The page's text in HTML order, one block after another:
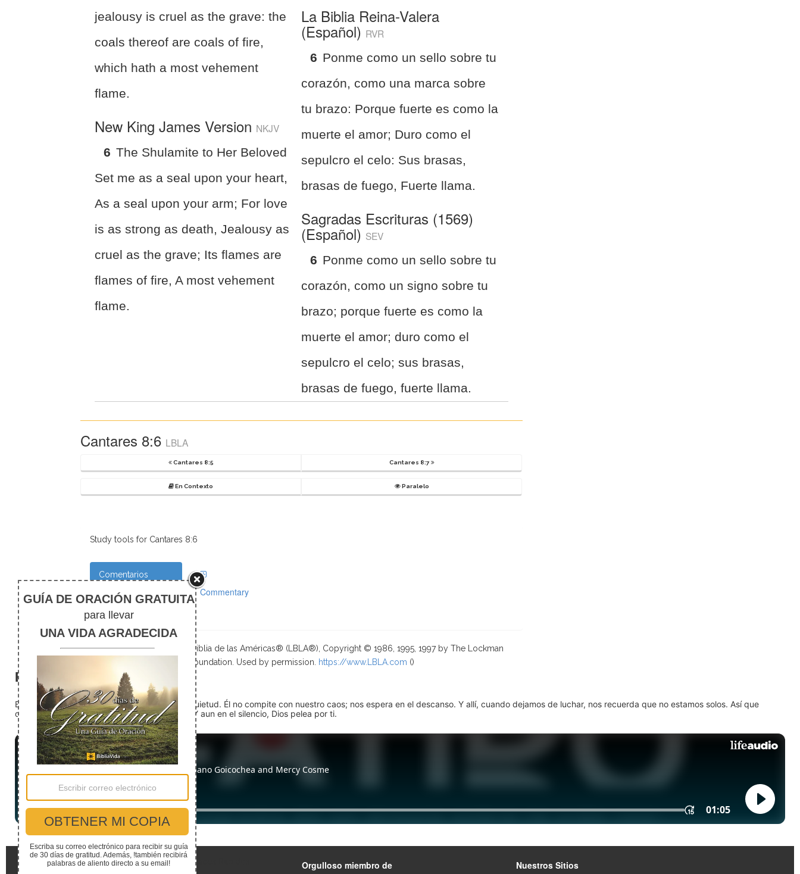
jealousy is cruel as the grave: the
coals thereof are coals of fire,
which hath a most vehement
flame.
New King James Version NKJV
6 The Shulamite to Her Beloved
Set me as a seal upon your heart,
As a seal upon your arm; For love
is as strong as death, Jealousy as
cruel as the grave; Its flames are
flames of fire, A most vehement
flame.
La Biblia Reina-Valera
(Español) RVR
6 Ponme como un sello sobre tu
corazón, como una marca sobre
tu brazo: Porque fuerte es como la
muerte el amor; Duro como el
sepulcro el celo: Sus brasas,
brasas de fuego, Fuerte llama.
Sagradas Escrituras (1569)
(Español) SEV
6 Ponme como un sello sobre tu
corazón, como un signo sobre tu
brazo; porque fuerte es como la
muerte el amor; duro como el
sepulcro el celo; sus brasas,
brasas de fuego, fuerte llama.
Cantares 8:6 LBLA
Cantares 8:5 Cantares 8:7
En Contexto Paralelo
Study tools for Cantares 8:6
Comentarios
Notas de pie
Commentary
Scripture taken from La Biblia de las Américas® (LBLA®), Copyright © 1986, 1995, 1997 by The Lockman
Foundation. Used by permission.
https://www.LBLA.com ()
El silencio
En medio del ruido, Dios nos encuentra en la quietud. Él no compite con nuestro caos; nos espera en el descanso. Y allí, cuando dejamos de luchar, nos recuerda que no estamos solos. Así que
detente (quédate quieto) Dios está presente. Y aun en el silencio, Dios pelea por ti.
Enlaces Rápidos Orgulloso miembro de Nuestros Sitios